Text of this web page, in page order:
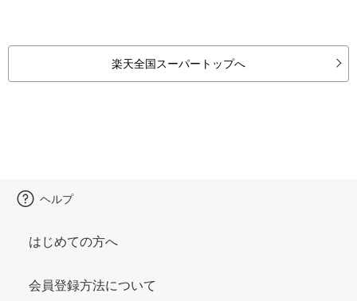
楽天全国スーパートップへ
ヘルプ
はじめての方へ
会員登録方法について